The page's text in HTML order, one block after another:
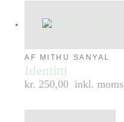
AF MITHU SANYAL
Identitti
kr. 250,00 inkl. moms